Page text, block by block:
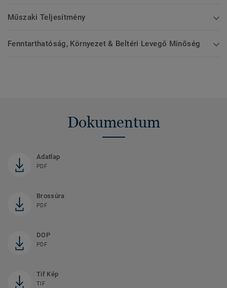
Műszaki Teljesítmény
Fenntarthatóság, Környezet & Beltéri Levegő Minőség
Dokumentum
Adatlap
PDF
Brossúra
PDF
DOP
PDF
Tif Kép
TIF